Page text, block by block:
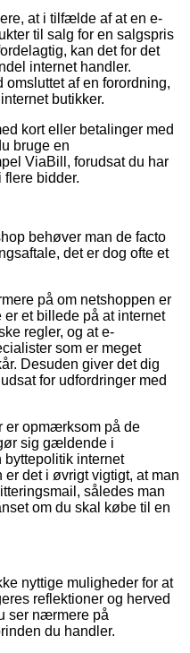
at i tilfælde af at en e-
til salg for en salgspris
kan det for det
internet handler.
omsluttet af en forordning,
butikker.
kort eller betalinger med
bruge en
ViaBill, forudsat du har
bidder.
behøver man de facto
det er dog ofte et
på om netshoppen er
et billede på at internet
regler, og at e-
som er meget
Desuden giver det dig
for udfordringer med
er opmærksom på de
sig gældende i
byttepolitik internet
det i øvrigt vigtigt, at man
således man
om du skal købe til en
nyttige muligheder for at
reflektioner og herved
ser nærmere på
du handler.